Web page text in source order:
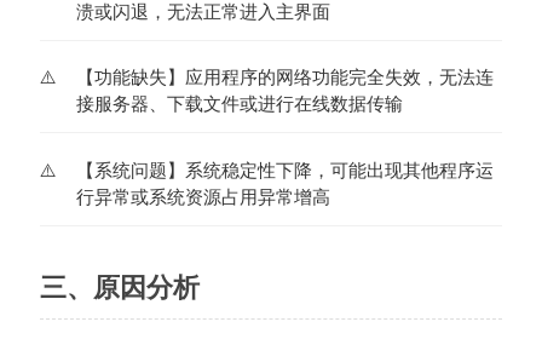
溃或闪退，无法正常进入主界面
【功能缺失】应用程序的网络功能完全失效，无法连
接服务器、下载文件或进行在线数据传输
【系统问题】系统稳定性下降，可能出现其他程序运
行异常或系统资源占用异常增高
三、原因分析